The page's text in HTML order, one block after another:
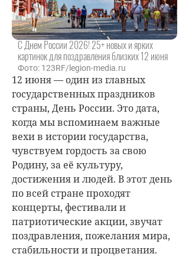
С Днем России 2026! 25+ новых и ярких
картинок для поздравления близких 12 июня
Фото: 123RF/legion-media.ru
12 июня — один из главных
государственных праздников
страны, День России. Это дата,
когда мы вспоминаем важные
вехи в истории государства,
чувствуем гордость за свою
Родину, за её культуру,
достижения и людей. В этот день
по всей стране проходят
концерты, фестивали и
патриотические акции, звучат
поздравления, пожелания мира,
стабильности и процветания.